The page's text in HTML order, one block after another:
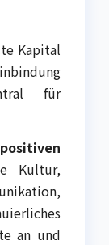
Kapital
für
Kultur,
an und